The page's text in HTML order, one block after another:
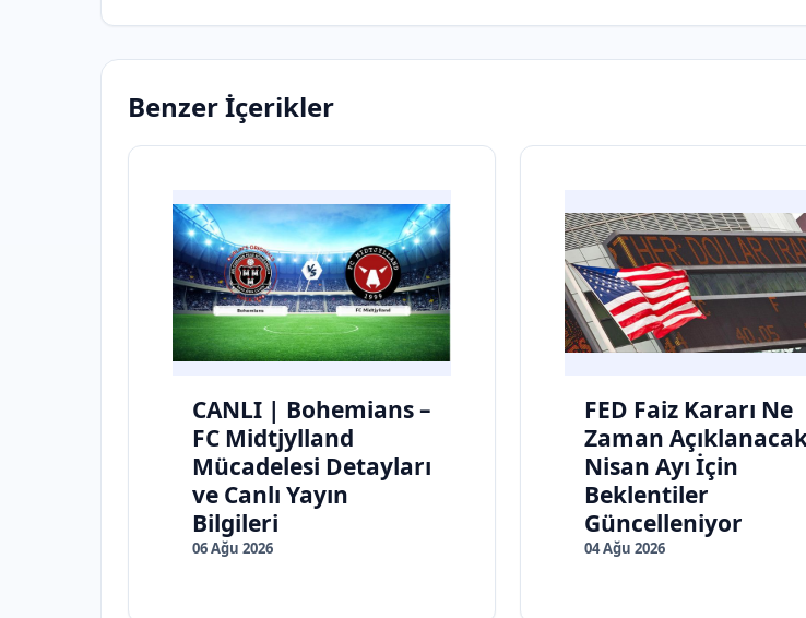
Benzer İçerikler
CANLI | Bohemians –
FC Midtjylland
Mücadelesi Detayları
ve Canlı Yayın
Bilgileri
06 Ağu 2026
FED Faiz Kararı Ne
Zaman
Nisan Ayı İçin
Beklentiler
Güncelleniyor
04 Ağu 2026